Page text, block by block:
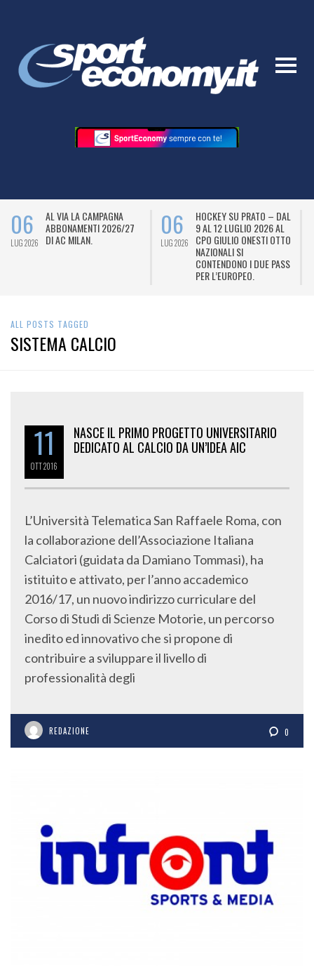
06
LUG 2026
AL VIA LA CAMPAGNA
ABBONAMENTI 2026/27
DI AC MILAN.
06
LUG 2026
HOCKEY SU PRATO – DAL
9 AL 12 LUGLIO 2026 AL
CPO GIULIO ONESTI OTTO
NAZIONALI SI
CONTENDONO I DUE PASS
PER L’EUROPEO.
ALL POSTS TAGGED
SISTEMA CALCIO
11
OTT2016
NASCE IL PRIMO PROGETTO UNIVERSITARIO
DEDICATO AL CALCIO DA UN’IDEA AIC
L’Università Telematica San Raffaele Roma, con
la collaborazione dell’Associazione Italiana
Calciatori (guidata da Damiano Tommasi), ha
istituito e attivato, per l’anno accademico
2016/17, un nuovo indirizzo curriculare del
Corso di Studi di Scienze Motorie, un percorso
inedito ed innovativo che si propone di
contribuire a sviluppare il livello di
professionalità degli
REDAZIONE 0